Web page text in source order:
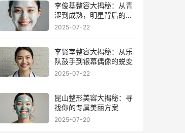
李俊基整容大揭秘：从青
涩到成熟，明星背后的美
丽秘密
2025-07-22
李贤宰整容大揭秘：从乐
队鼓手到银幕偶像的蜕变
2025-07-22
昆山整形美容大揭秘：寻
找你的专属美丽方案
2025-07-20